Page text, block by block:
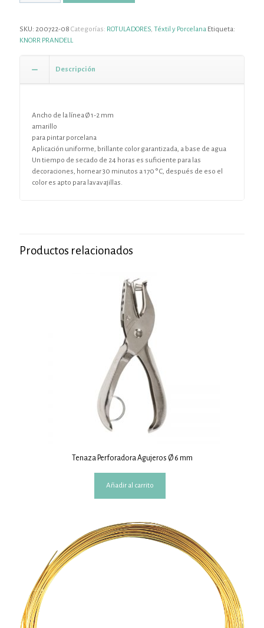
SKU: 200722-08 Categorías: ROTULADORES Téxtil y Porcelana Etiqueta:
KNORR PRANDELL
Descripción
Ancho de la línea Ø 1-2 mm
amarillo
para pintar porcelana
Aplicación uniforme, brillante color garantizada, a base de agua
Un tiempo de secado de 24 horas es suficiente para las
decoraciones, hornear 30 minutos a 170 ° C, después de eso el
color es apto para lavavajillas.
Productos relacionados
Tenaza Perforadora Agujeros Ø 6 mm
Añadir al carrito